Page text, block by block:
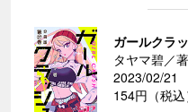
ガールクラ
タヤマ碧／著
2023/02/21
154円（税込